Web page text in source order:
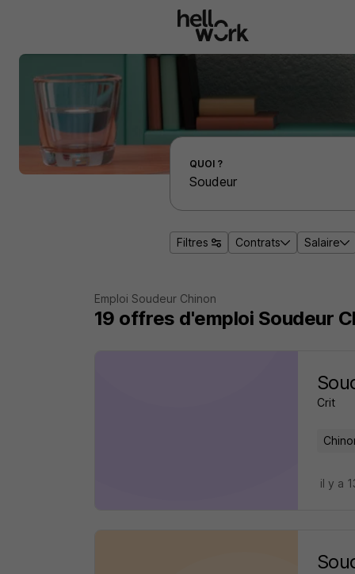
Effectuer une recherche d'emploi par localité
QUOI ?
Filtres Contrats Salaire
Emploi Soudeur Chinon
19 offres d'emploi Soudeur
Crit
il y a